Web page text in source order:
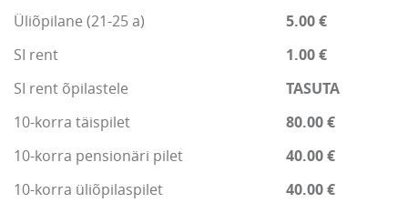
Üliõpilane (21-25 a)
5.00 €
SI rent
1.00 €
SI rent õpilastele
TASUTA
10-korra täispilet
80.00 €
10-korra pensionäri pilet
40.00 €
10-korra üliõpilaspilet
40.00 €